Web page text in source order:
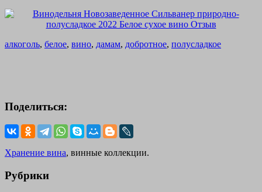
алкоголь, белое, вино, дамам, добротное, полусладкое
Поделиться:
Хранение вина, винные коллекции.
Рубрики